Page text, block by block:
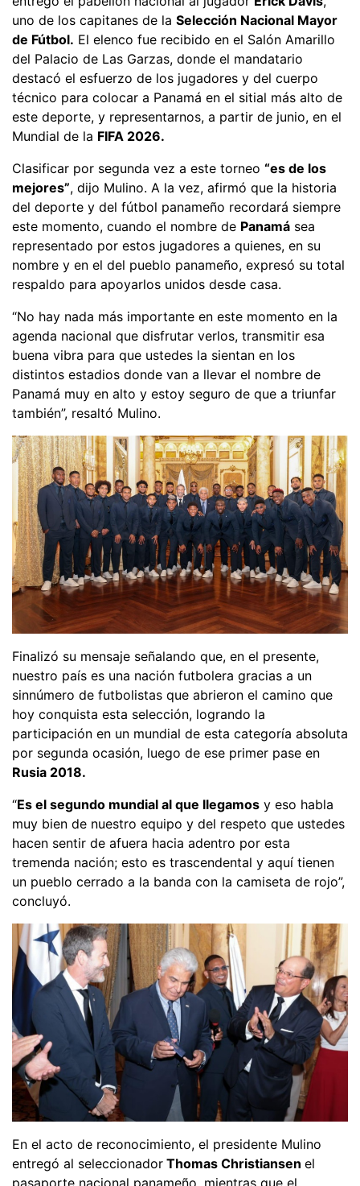
uno de los capitanes de la Selección Nacional Mayor
de Fútbol. El elenco fue recibido en el Salón Amarillo
del Palacio de Las Garzas, donde el mandatario
destacó el esfuerzo de los jugadores y del cuerpo
técnico para colocar a Panamá en el sitial más alto de
este deporte, y representarnos, a partir de junio, en el
Mundial de la FIFA 2026.
Clasificar por segunda vez a este torneo “es de los
mejores”, dijo Mulino. A la vez, afirmó que la historia
del deporte y del fútbol panameño recordará siempre
este momento, cuando el nombre de Panamá sea
representado por estos jugadores a quienes, en su
nombre y en el del pueblo panameño, expresó su total
respaldo para apoyarlos unidos desde casa.
“No hay nada más importante en este momento en la
agenda nacional que disfrutar verlos, transmitir esa
buena vibra para que ustedes la sientan en los
distintos estadios donde van a llevar el nombre de
Panamá muy en alto y estoy seguro de que a triunfar
también”, resaltó Mulino.
Finalizó su mensaje señalando que, en el presente,
nuestro país es una nación futbolera gracias a un
sinnúmero de futbolistas que abrieron el camino que
hoy conquista esta selección, logrando la
participación en un mundial de esta categoría absoluta
por segunda ocasión, luego de ese primer pase en
Rusia 2018.
“Es el segundo mundial al que llegamos y eso habla
muy bien de nuestro equipo y del respeto que ustedes
hacen sentir de afuera hacia adentro por esta
tremenda nación; esto es trascendental y aquí tienen
un pueblo cerrado a la banda con la camiseta de rojo”,
concluyó.
En el acto de reconocimiento, el presidente Mulino
entregó al seleccionador Thomas Christiansen el
pasaporte nacional panameño, mientras que el